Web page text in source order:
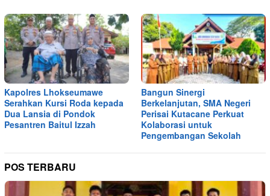
Kapolres Lhokseumawe
Serahkan Kursi Roda kepada
Dua Lansia di Pondok
Pesantren Baitul Izzah
Bangun Sinergi
Berkelanjutan, SMA Negeri
Perisai Kutacane Perkuat
Kolaborasi untuk
Pengembangan Sekolah
POS TERBARU